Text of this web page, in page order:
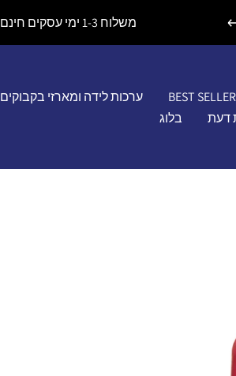
הקודם משלוח 1-3 ימי עסקים חינם עד הבית בקנייה מעל 179₪
BEST ערכות לידה ומארזי בקבוקים
דעת בלוג